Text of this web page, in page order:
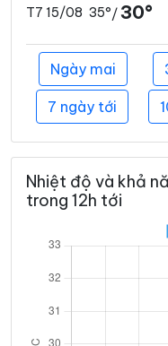
T7 15/08 35°/ 30°
Ngày mai
7 ngày tới
Nhiệt độ và khả
trong 12h tới